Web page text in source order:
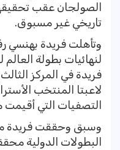
تاريخي غير مسبوق.
وتأهلت فريدة بهنسي
لنهائيات بطولة
فريدة في المركز
لاعبتا المنتخب
التصفيات التي
وسبق وحققت فريدة
البطولات الدولية